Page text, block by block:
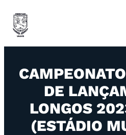
DE
LONGOS
(ESTÁDIO